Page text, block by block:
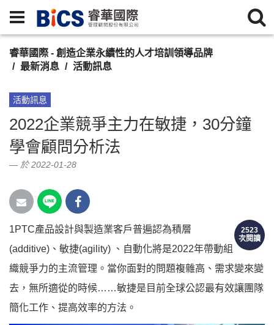
睿華國際 - 創造企業永續性的人才培訓領導品牌
最新消息
活動訊息
活動訊息
2022企業競爭主力在敏捷，30分鐘
學會顧問分析法
於 2022-01-28
2523
次閱讀
1PTC產品設計與製造業客戶普遍認為積層
(additive)、敏捷(agility) 、自動化將是2022年帶動組
織競爭力的主流管理。當你面對的問題複雜高、需求變來變
去，無所適從的時候……敏捷是目前全球公認最有效讓團隊
簡化工作、提高效率的方法。